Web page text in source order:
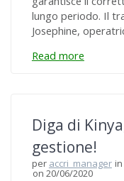
lungo periodo. Il
Josephine,
Read more
Diga di
gestione!
per accri_manager in
on 20/06/2020